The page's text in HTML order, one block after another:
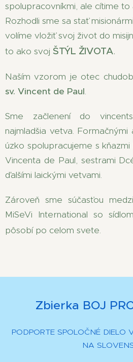
spolupracovníkmi, ale cítime
Rozhodli sme sa stať
volíme vložiť svoj život do
to ako svoj ŠTÝL ŽIVOTA.
Naším vzorom je otec
sv. Vincent de Paul.
Sme začlenení do
najmladšia vetva. Formačnými
úzko spolupracujeme s kňazmi
Vincenta de Paul, sestrami
ďalšími laickými vetvami.
Zároveň sme súčasťou
MiSeVi International so
pôsobí po celom svete.
Zbierka BOJ
PODPORTE SPOLOČNÉ DIELO
NA